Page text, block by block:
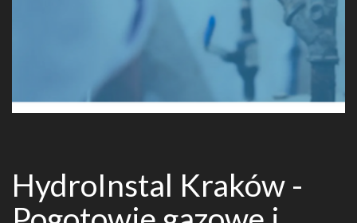
HydroInstal Kraków -